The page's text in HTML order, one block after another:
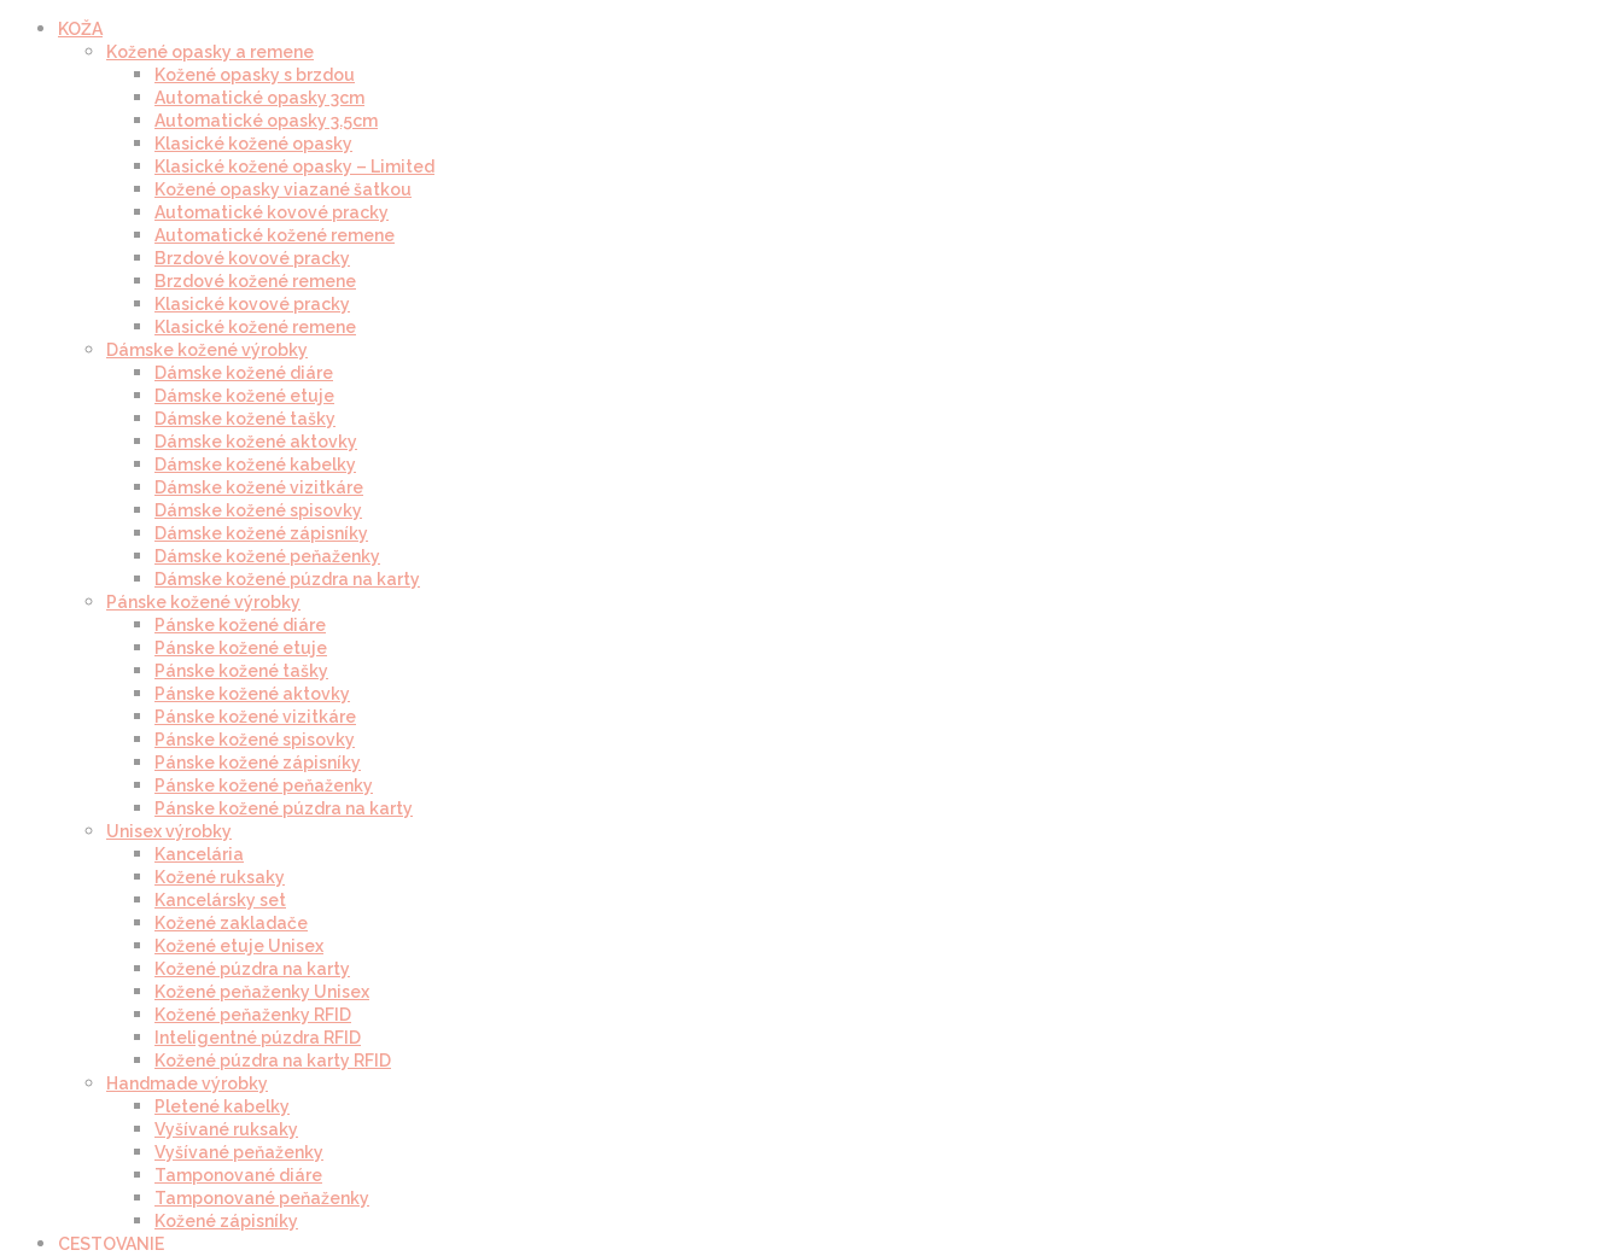
KOŽA
Kožené opasky a remene
Kožené opasky s brzdou
Automatické opasky 3cm
Automatické opasky 3.5cm
Klasické kožené opasky
Klasické kožené opasky – Limited
Kožené opasky viazané šatkou
Automatické kovové pracky
Automatické kožené remene
Brzdové kovové pracky
Brzdové kožené remene
Klasické kovové pracky
Klasické kožené remene
Dámske kožené výrobky
Dámske kožené diáre
Dámske kožené etuje
Dámske kožené tašky
Dámske kožené aktovky
Dámske kožené kabelky
Dámske kožené vizitkáre
Dámske kožené spisovky
Dámske kožené zápisníky
Dámske kožené peňaženky
Dámske kožené púzdra na karty
Pánske kožené výrobky
Pánske kožené diáre
Pánske kožené etuje
Pánske kožené tašky
Pánske kožené aktovky
Pánske kožené vizitkáre
Pánske kožené spisovky
Pánske kožené zápisníky
Pánske kožené peňaženky
Pánske kožené púzdra na karty
Unisex výrobky
Kancelária
Kožené ruksaky
Kancelársky set
Kožené zakladače
Kožené etuje Unisex
Kožené púzdra na karty
Kožené peňaženky Unisex
Kožené peňaženky RFID
Inteligentné púzdra RFID
Kožené púzdra na karty RFID
Handmade výrobky
Pletené kabelky
Vyšívané ruksaky
Vyšívané peňaženky
Tamponované diáre
Tamponované peňaženky
Kožené zápisníky
CESTOVANIE